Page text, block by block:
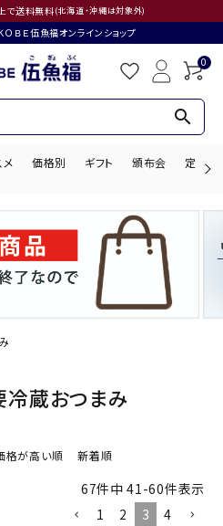
で送料無料(北海道・沖縄は対象外)
ＢＥ伍魚福オンラインショップ
0
search
価格別 ギフト 頒布会 定期購
search
冷蔵おつまみ
格が高い順 新着順
67件中 41 -60件表示
1
2 3 4